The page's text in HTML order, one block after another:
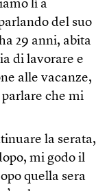
lì a
del suo
29 anni, abita
di lavorare e
alle vacanze,
che mi
la serata,
mi godo il
quella sera